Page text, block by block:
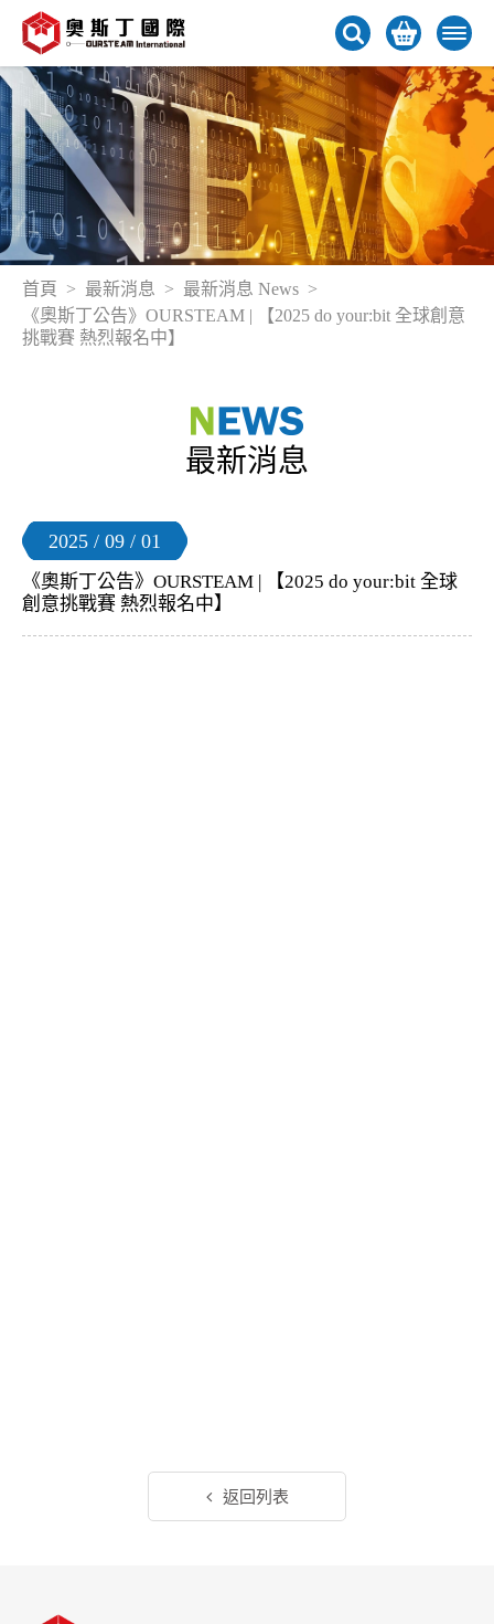
首頁 最新消息
最新消息 News
《奧斯丁公告》OURSTEAM | 【2025 do your:bit 全球創意
挑戰賽 熱烈報名中】
最新消息
2025 / 09 / 01
《奧斯丁公告》OURSTEAM | 【2025 do your:bit 全球
創意挑戰賽 熱烈報名中】
返回列表